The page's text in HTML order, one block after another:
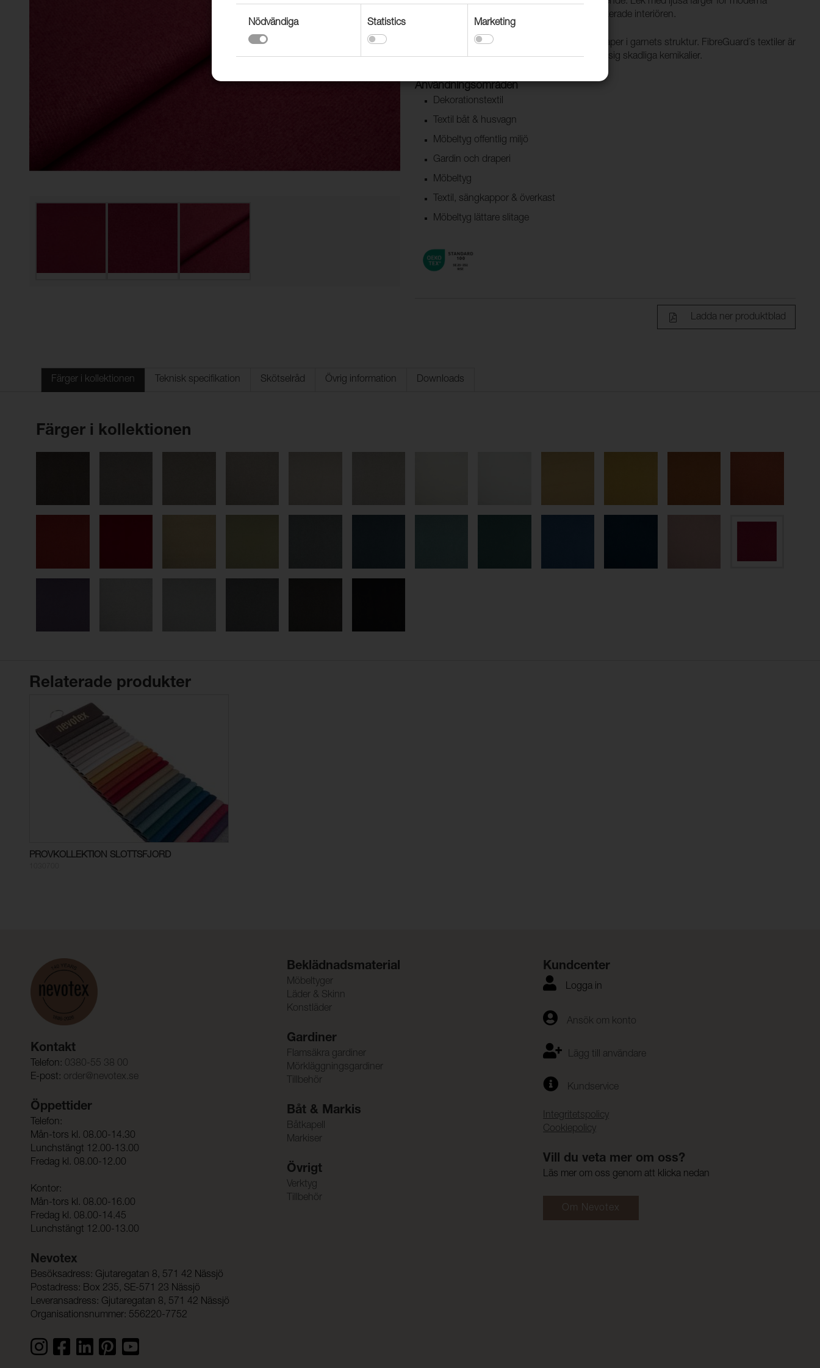
områden eller brända toner för den mer sofistikerade interiören.
FibreGuard ger textilen fläckavvisande egenskaper i garnets struktur. FibreGuard´s textiler är
OEKO-TEX® certifierade och släpper inte ifrån sig skadliga kemikalier.
Användningsområden
Dekorationstextil
Textil båt & husvagn
Möbeltyg offentlig miljö
Gardin och draperi
Möbeltyg
Textil, sängkappor & överkast
Möbeltyg lättare slitage
Ladda ner produktblad
Färger i kollektionen Teknisk specifikation Skötselråd Övrig information Downloads
Färger i kollektionen
Relaterade produkter
PROVKOLLEKTION SLOTTSFJORD
Kontakt
Telefon: 0380-55 38 00
E-post: order@nevotex.se
Öppettider
Telefon:
Mån-tors kl. 08.00-14.30
Lunchstängt 12.00-13.00
Fredag kl. 08.00-12.00
Kontor:
Mån-tors kl. 08.00-16.00
Fredag kl. 08.00-14.45
Lunchstängt 12.00-13.00
Nevotex
Besöksadress: Gjutaregatan 8, 571 42 Nässjö
Postadress: Box 235, SE-571 23 Nässjö
Leveransadress: Gjutaregatan 8, 571 42 Nässjö
Organisationsnummer: 556220-7752
Beklädnadsmaterial
Möbeltyger
Läder & Skinn
Konstläder
Gardiner
Flamsäkra gardiner
Mörkläggningsgardiner
Tillbehör
Båt & Markis
Båtkapell
Markiser
Övrigt
Verktyg
Tillbehör
Kundcenter
Logga in
Ansök om konto
Lägg till användare
Kundservice
Integritetspolicy
Cookiepolicy
Vill du veta mer om oss?
Läs mer om oss genom att klicka nedan
Om Nevotex
Nödvändiga Statistics Marketing